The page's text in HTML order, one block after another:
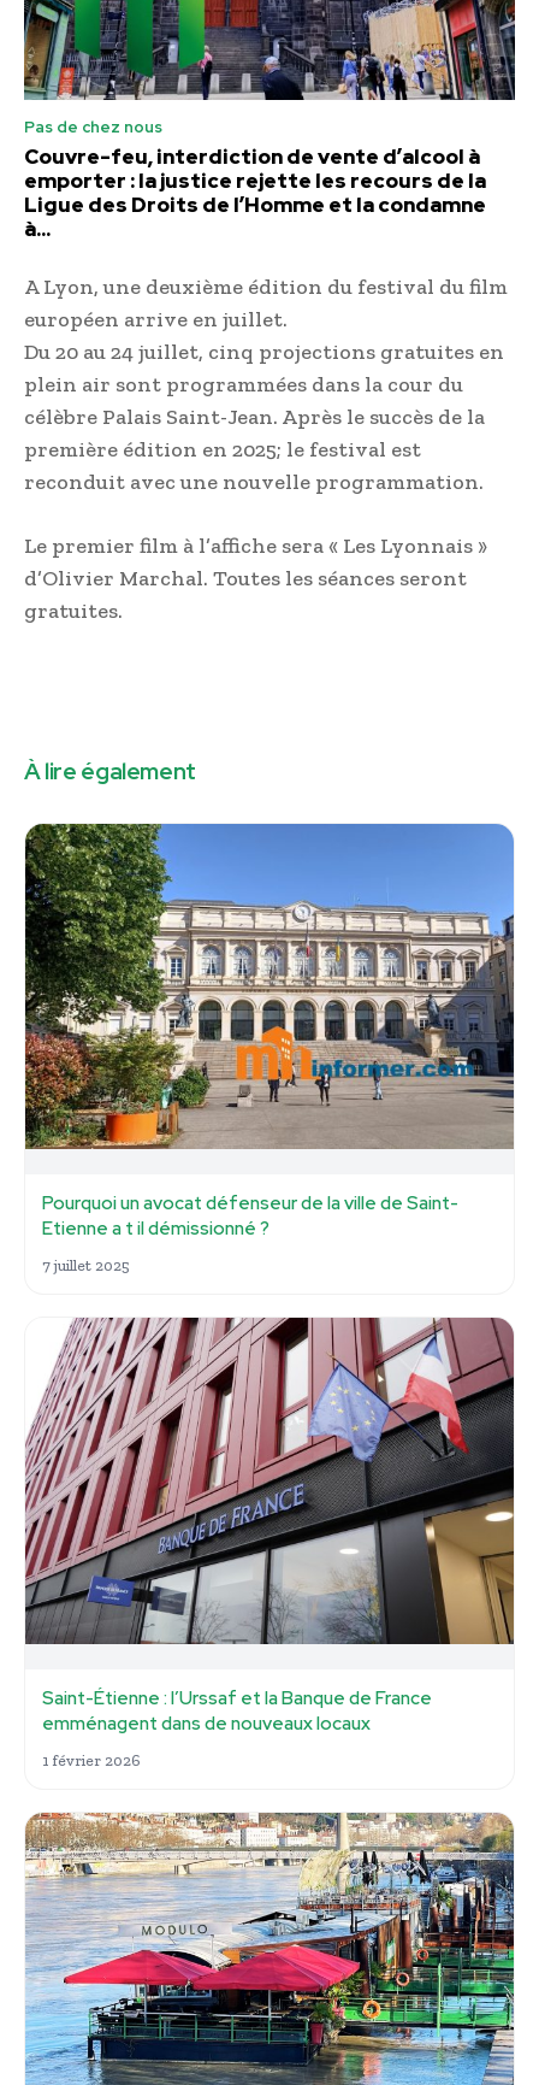
Pas de chez nous
Couvre-feu, interdiction de vente d’alcool à
emporter : la justice rejette les recours de la
Ligue des Droits de l’Homme et la condamne
à...
A Lyon, une deuxième édition du festival du film
européen arrive en juillet.
Du 20 au 24 juillet, cinq projections gratuites en
plein air sont programmées dans la cour du
célèbre Palais Saint-Jean. Après le succès de la
première édition en 2025; le festival est
reconduit avec une nouvelle programmation.
Le premier film à l’affiche sera « Les Lyonnais »
d’Olivier Marchal. Toutes les séances seront
gratuites.
À lire également
Pourquoi un avocat défenseur de la ville de Saint-
Etienne a t il démissionné ?
7 juillet 2025
Saint-Étienne : l’Urssaf et la Banque de France
emménagent dans de nouveaux locaux
1 février 2026